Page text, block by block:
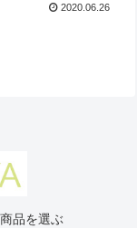
2020.06.26
商品を選ぶ